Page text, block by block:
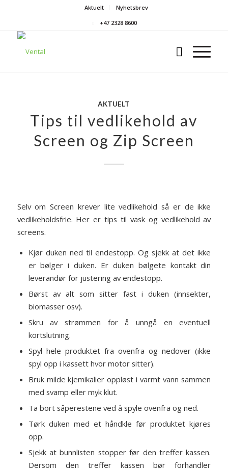
Aktuelt
Nyhetsbrev
+47 2328 8600
AKTUELT
Tips til vedlikehold av
Screen og Zip Screen
Selv om Screen krever lite vedlikehold så er de ikke
vedlikeholdsfrie. Her er tips til vask og vedlikehold av
screens.
Kjør duken ned til endestopp. Og sjekk at det ikke
er bølger i duken. Er duken bølgete kontakt din
leverandør for justering av endestopp.
Børst av alt som sitter fast i duken (innsekter,
biomasser osv).
Skru av strømmen for å unngå en eventuell
kortslutning.
Spyl hele produktet fra ovenfra og nedover (ikke
spyl opp i kassett hvor motor sitter).
Bruk milde kjemikalier oppløst i varmt vann sammen
med svamp eller myk klut.
Ta bort såperestene ved å spyle ovenfra og ned.
Tørk duken med et håndkle før produktet kjøres
opp.
Sjekk at bunnlisten stopper før den treffer kassen.
Dersom den treffer kassen bør forhandler